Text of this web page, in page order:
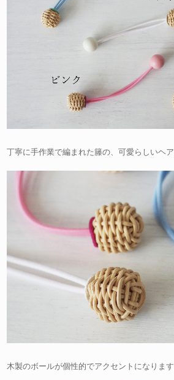
丁寧に手作業で編まれた籐の、可愛らしいヘア
木製のボールが個性的でアクセントになります